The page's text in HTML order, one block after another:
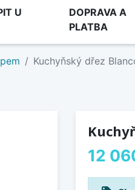
U
DOPRAVA A
PLATBA
Kuchyňský dřez
12